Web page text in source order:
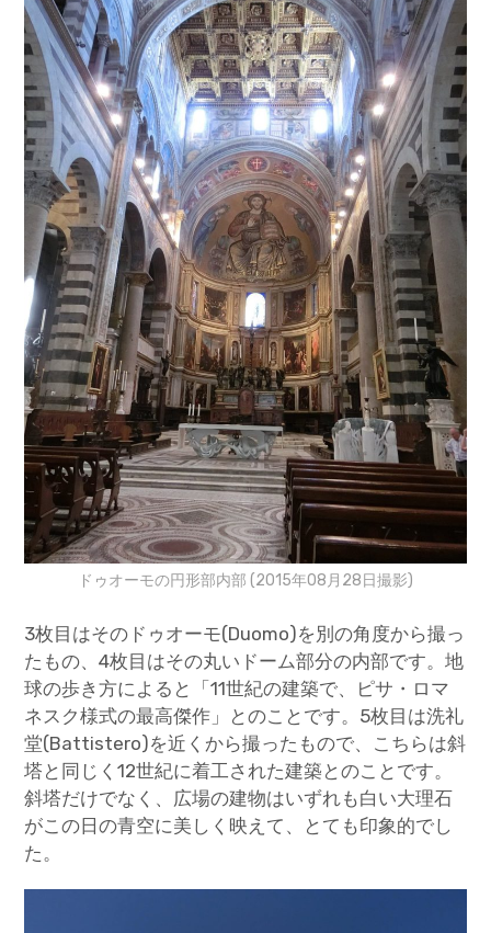
ドゥオーモの円形部内部 (2015年08月28日撮影)
3枚目はそのドゥオーモ(Duomo)を別の角度から撮っ
たもの、4枚目はその丸いドーム部分の内部です。地
球の歩き方によると「11世紀の建築で、ピサ・ロマ
ネスク様式の最高傑作」とのことです。5枚目は洗礼
堂(Battistero)を近くから撮ったもので、こちらは斜
塔と同じく12世紀に着工された建築とのことです。
斜塔だけでなく、広場の建物はいずれも白い大理石
がこの日の青空に美しく映えて、とても印象的でし
た。